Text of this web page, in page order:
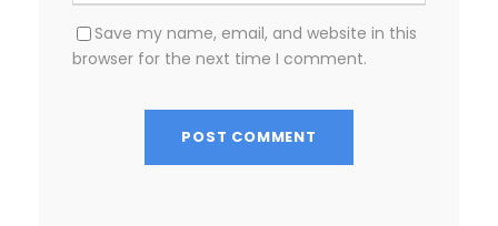
Save my name, email, and website in this
browser for the next time I comment.